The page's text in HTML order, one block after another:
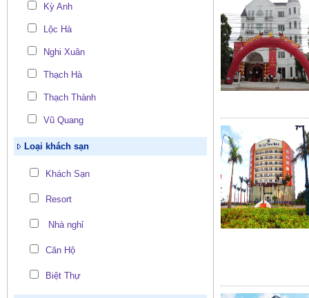
Kỳ Anh
Lộc Hà
Nghi Xuân
Thạch Hà
Thạch Thành
Vũ Quang
Loại khách sạn
Khách Sạn
Resort
Nhà nghỉ
Căn Hộ
Biệt Thự